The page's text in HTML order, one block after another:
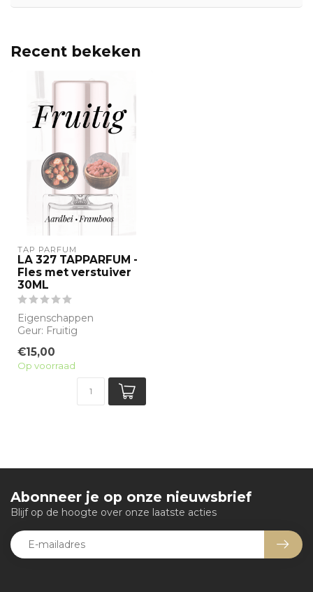
Recent bekeken
TAP PARFUM
LA 327 TAPPARFUM -
Fles met verstuiver
30ML
Eigenschappen
Geur: Fruitig
Aardbei, Framboos
Sillage: M...
€15,00
Op voorraad
Abonneer je op onze nieuwsbrief
Blijf op de hoogte over onze laatste acties